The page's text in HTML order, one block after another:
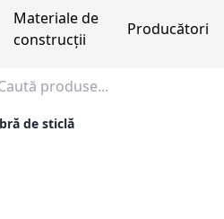
Materiale de
construcții
Producători
de sticlă